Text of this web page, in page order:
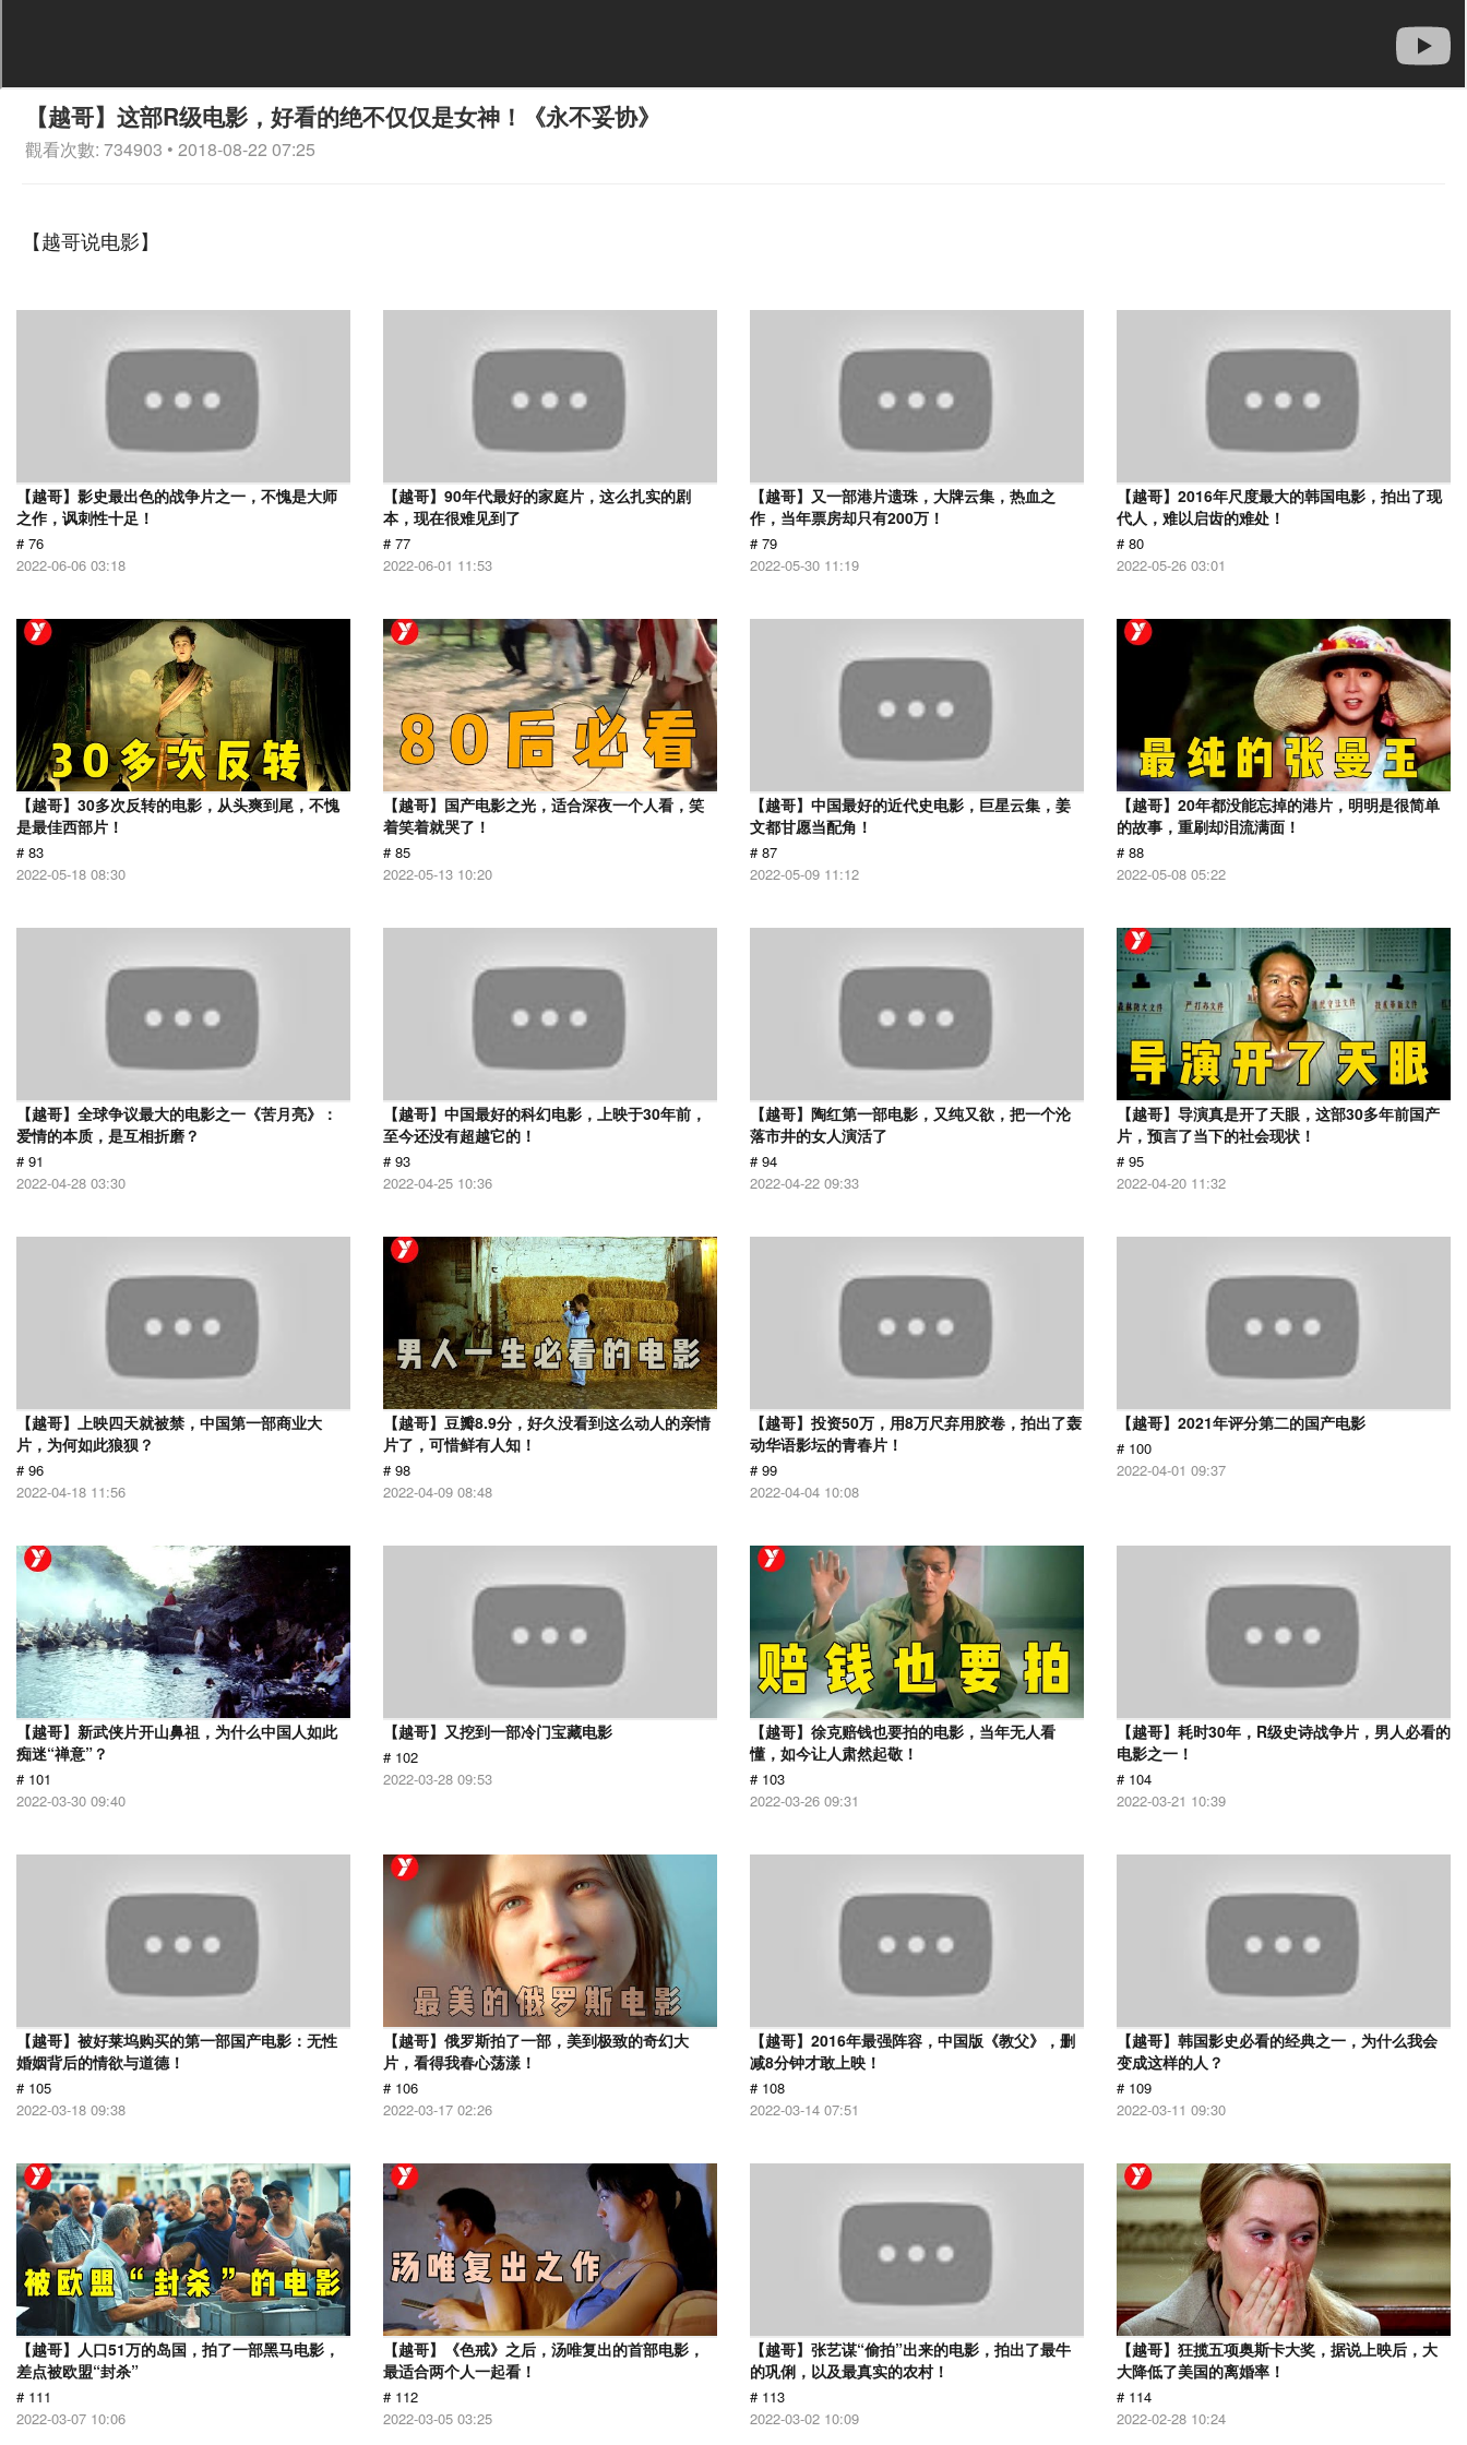
【越哥】这部R级电影，好看的绝不仅仅是女神！《永不妥协》
觀看次數: 734903 • 2018-08-22 07:25
【越哥说电影】
【越哥】影史最出色的战争片之一，不愧是大师
之作，讽刺性十足！
# 76
2022-06-06 03:18
【越哥】90年代最好的家庭片，这么扎实的剧
本，现在很难见到了
# 77
2022-06-01 11:53
【越哥】又一部港片遗珠，大牌云集，热血之
作，当年票房却只有200万！
# 79
2022-05-30 11:19
【越哥】2016年尺度最大的韩国电影，拍出了现
代人，难以启齿的难处！
# 80
2022-05-26 03:01
【越哥】30多次反转的电影，从头爽到尾，不愧
是最佳西部片！
# 83
2022-05-18 08:30
【越哥】国产电影之光，适合深夜一个人看，笑
着笑着就哭了！
# 85
2022-05-13 10:20
【越哥】中国最好的近代史电影，巨星云集，姜
文都甘愿当配角！
# 87
2022-05-09 11:12
【越哥】20年都没能忘掉的港片，明明是很简单
的故事，重刷却泪流满面！
# 88
2022-05-08 05:22
【越哥】全球争议最大的电影之一《苦月亮》：
爱情的本质，是互相折磨？
# 91
2022-04-28 03:30
【越哥】中国最好的科幻电影，上映于30年前，
至今还没有超越它的！
# 93
2022-04-25 10:36
【越哥】陶红第一部电影，又纯又欲，把一个沦
落市井的女人演活了
# 94
2022-04-22 09:33
【越哥】导演真是开了天眼，这部30多年前国产
片，预言了当下的社会现状！
# 95
2022-04-20 11:32
【越哥】上映四天就被禁，中国第一部商业大
片，为何如此狼狈？
# 96
2022-04-18 11:56
【越哥】豆瓣8.9分，好久没看到这么动人的亲情
片了，可惜鲜有人知！
# 98
2022-04-09 08:48
【越哥】投资50万，用8万尺弃用胶卷，拍出了轰
动华语影坛的青春片！
# 99
2022-04-04 10:08
【越哥】2021年评分第二的国产电影
# 100
2022-04-01 09:37
【越哥】新武侠片开山鼻祖，为什么中国人如此
痴迷“禅意”？
# 101
2022-03-30 09:40
【越哥】又挖到一部冷门宝藏电影
# 102
2022-03-28 09:53
【越哥】徐克赔钱也要拍的电影，当年无人看
懂，如今让人肃然起敬！
# 103
2022-03-26 09:31
【越哥】耗时30年，R级史诗战争片，男人必看的
电影之一！
# 104
2022-03-21 10:39
【越哥】被好莱坞购买的第一部国产电影：无性
婚姻背后的情欲与道德！
# 105
2022-03-18 09:38
【越哥】俄罗斯拍了一部，美到极致的奇幻大
片，看得我春心荡漾！
# 106
2022-03-17 02:26
【越哥】2016年最强阵容，中国版《教父》，删
减8分钟才敢上映！
# 108
2022-03-14 07:51
【越哥】韩国影史必看的经典之一，为什么我会
变成这样的人？
# 109
2022-03-11 09:30
【越哥】人口51万的岛国，拍了一部黑马电影，
差点被欧盟“封杀”
# 111
2022-03-07 10:06
【越哥】《色戒》之后，汤唯复出的首部电影，
最适合两个人一起看！
# 112
2022-03-05 03:25
【越哥】张艺谋“偷拍”出来的电影，拍出了最牛
的巩俐，以及最真实的农村！
# 113
2022-03-02 10:09
【越哥】狂揽五项奥斯卡大奖，据说上映后，大
大降低了美国的离婚率！
# 114
2022-02-28 10:24